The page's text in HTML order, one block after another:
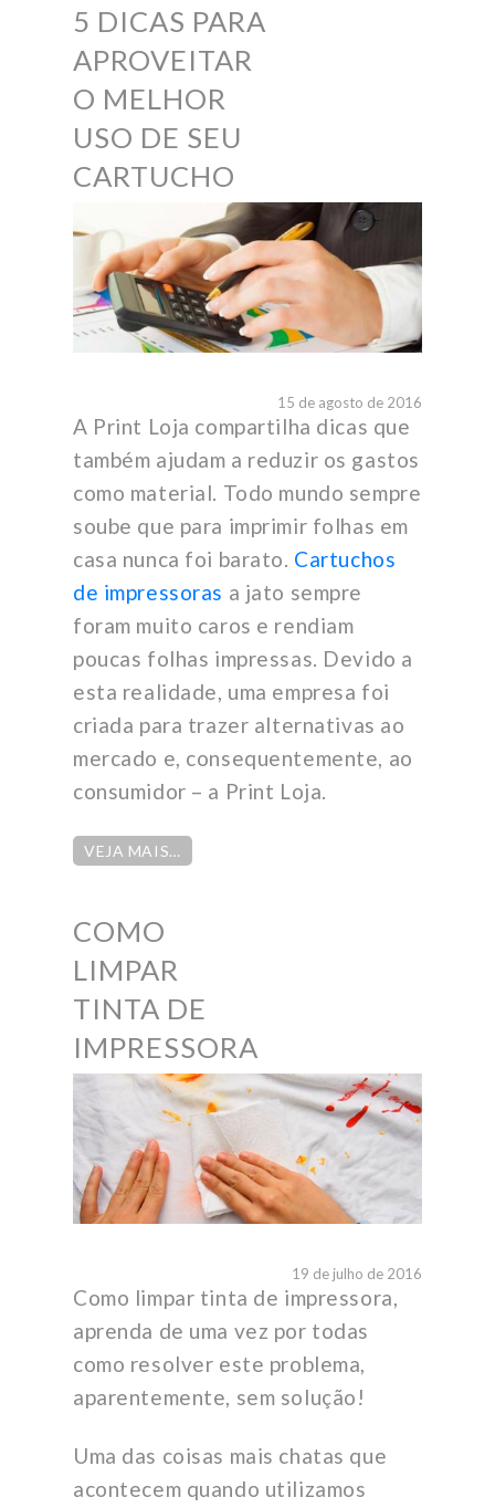
5 DICAS PARA
APROVEITAR
O MELHOR
USO DE SEU
CARTUCHO
15 de agosto de 2016
A Print Loja compartilha dicas que
também ajudam a reduzir os gastos
como material. Todo mundo sempre
soube que para imprimir folhas em
casa nunca foi barato. Cartuchos
de impressoras a jato sempre
foram muito caros e rendiam
poucas folhas impressas. Devido a
esta realidade, uma empresa foi
criada para trazer alternativas ao
mercado e, consequentemente, ao
consumidor – a Print Loja.
VEJA MAIS…
COMO
LIMPAR
TINTA DE
IMPRESSORA
19 de julho de 2016
Como limpar tinta de impressora,
aprenda de uma vez por todas
como resolver este problema,
aparentemente, sem solução!
Uma das coisas mais chatas que
acontecem quando utilizamos